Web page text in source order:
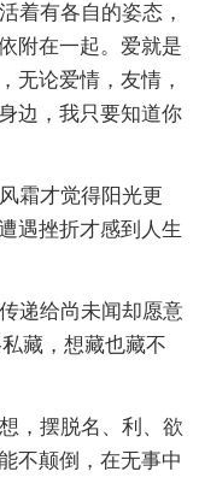
着有各自的姿态，
附在一起。爱就是
无论爱情，友情，
边，我只要知道你
霜才觉得阳光更
遇挫折才感到人生
递给尚未闻却愿意
藏，想藏也藏不
，摆脱名、利、欲
不颠倒，在无事中